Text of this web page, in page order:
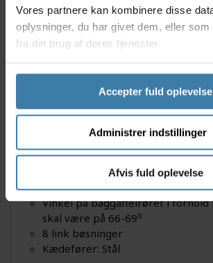
Vores partnere kan kombinere disse
oplysninger, du har givet dem, eller som
fra din brug af deres tjenester.
Accepter fuld oplevelse
Administrer indstillinger
Afvis fuld oplevelse
Specifikationer
Shimano SLX forskifter type FD-
Farve: Sort/Sølv
Vægt: 122 gram
Funktion: 2 x 11 gear
Skiftefunktion: Side Swing
Monteringstype: Til montering på
Der medfølger ikke krankboks
Kædelinje: 48,8 mm
Største klinge foran skal være på
Total kapacitet på maksimum 10
Vinkel på baggaffelrøret i
skal være på 66-690
8 link bøsninger
Kædefører: Stål